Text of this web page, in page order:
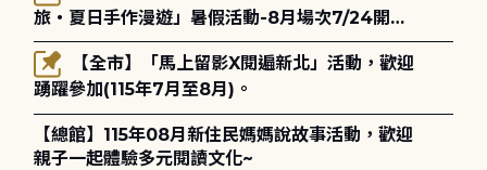
旅・夏日手作漫遊」暑假活動-8月場次7/24開始
報名
踴躍參加(115年7月至8月)。
【總館】115年08月新住民媽媽說故事活動，歡迎
親子一起體驗多元閱讀文化~